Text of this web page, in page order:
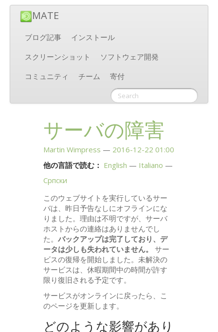
MATE
ブログ記事
インストール
スクリーンショット
ソフトウェア開発
コミュニティ
チーム 寄付
サーバの障害
Martin Wimpress
2016-12-22 01:00
他の言語で読む： English
Italiano
Српски
このウェブサイトを実行しているサー
バは、昨日予告なしにオフラインにな
りました。理由は不明ですが、サーバ
ホストからの連絡はありませんでし
た。バックアップは完了しており、デ
ータは少しも失われていません。
サー
ビスの復帰を開始しました。未解決の
サービスは、休暇期間中の時間が許す
限り復旧される予定です。
サービスがオンラインに戻ったら、こ
のページを更新します。
どのような影響があり